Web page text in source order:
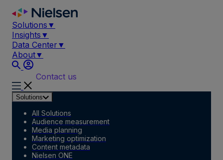
Skip
content
Solutions ▼
Insights ▼
Data Center ▼
About▼
Contact us
Solutions
All Solutions
Audience measurement
Media planning
Marketing optimization
Content metadata
Nielsen ONE